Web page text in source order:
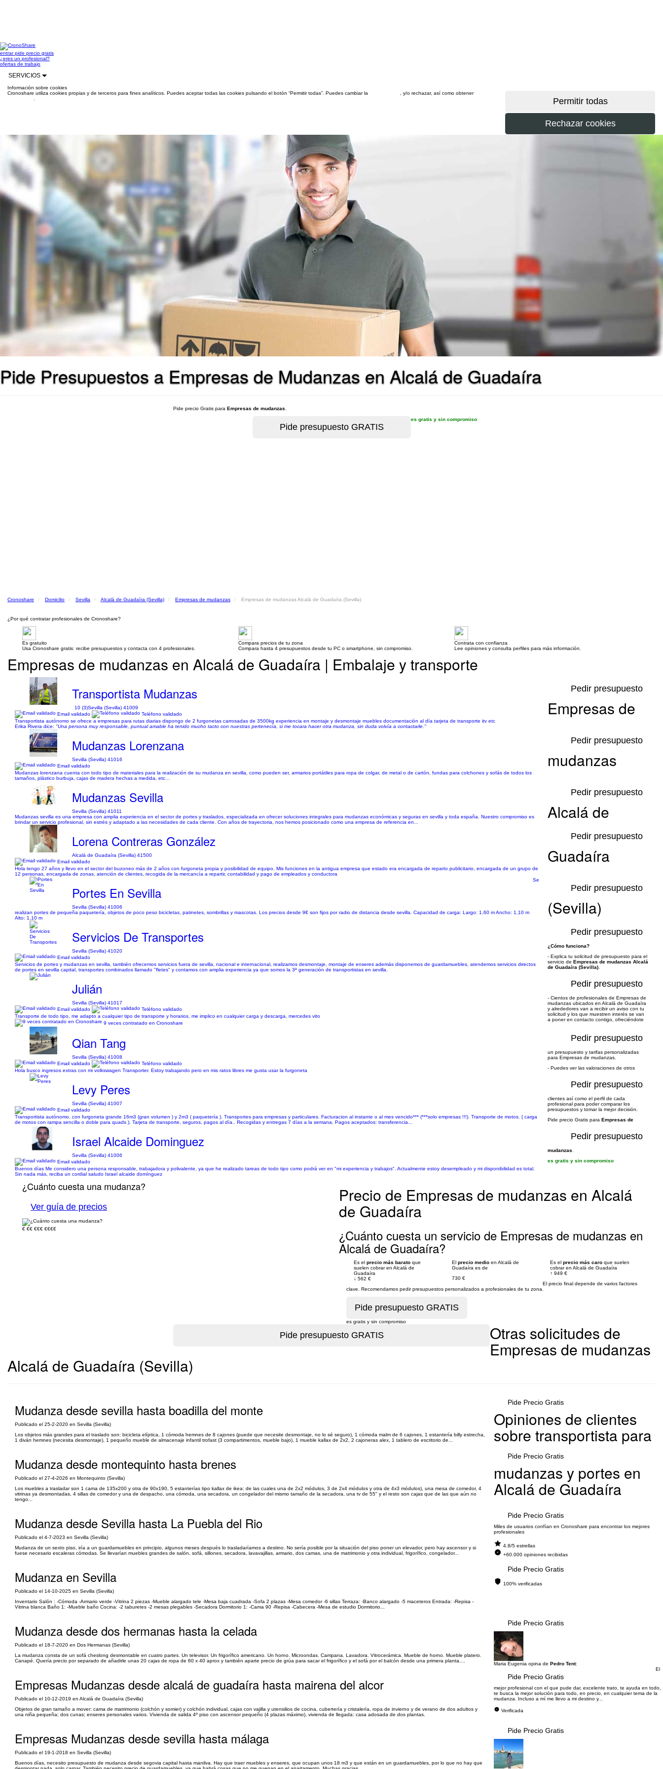
entrarpide precio gratis
¿eres un profesional?
ofertas de trabajo
SERVICIOS
Información sobre cookies
Cronoshare utiliza cookies propias y de terceros para fines analíticos. Puedes aceptar todas las cookies pulsando el botón “Permitir todas”. Puedes cambiar la
, y/o rechazar, así como obtener
Pide Presupuestos a Empresas de Mudanzas en Alcalá de Guadaíra
Pide precio Gratis para Empresas de mudanzas
es gratis y sin compromiso
Cronoshare Domicilio Sevilla Alcalá de Guadaíra (Sevilla) Empresas de mudanzas Empresas de mudanzas Alcalá de Guadaíra (Sevilla)
¿Por qué contratar profesionales de Cronoshare?
Es gratuito
Usa Cronoshare gratis: recibe presupuestos y contacta con 4 profesionales.
Compara precios de tu zona
Compara hasta 4 presupuestos desde tu PC o smartphone, sin compromiso.
Contrata con confianza
Lee opiniones y consulta perfiles para más información.
Empresas de mudanzas en Alcalá de Guadaíra | Embalaje y transporte
Transportista Mudanzas
10 (3)Sevilla (Sevilla) 41009
Email validado
Teléfono validado
Transportista autónomo se ofrece a empresas para rutas diarias dispongo de 2 furgonetas carrosadas de 3500kg experiencia en montaje y desmontaje muebles documentación al día tarjeta de transporte itv etc
Erika Rivera dice: "Una persona muy responsable, puntual amable ha tenido mucho tacto con nuestras pertenecía, si me tocara hacer otra mudanza, sin duda volvía a contactarle."
Pedir presupuesto
Mudanzas Lorenzana
Sevilla (Sevilla) 41016
Email validado
Mudanzas lorenzana cuenta con todo tipo de materiales para la realización de su mudanza en sevilla, como pueden ser, armarios portátiles para ropa de colgar, de metal o de cartón, fundas para colchones y sofás de todos los
tamaños, plástico burbuja, cajas de madera hechas a medida, etc…
Pedir presupuesto
Mudanzas Sevilla
Sevilla (Sevilla) 41011
Mudanzas sevilla es una empresa con amplia experiencia en el sector de portes y traslados, especializada en ofrecer soluciones integrales para mudanzas económicas y seguras en sevilla y toda españa. Nuestro compromiso es
brindar un servicio profesional, sin estrés y adaptado a las necesidades de cada cliente. Con años de trayectoria, nos hemos posicionado como una empresa de referencia en...
Pedir presupuesto
Lorena Contreras González
Alcalá de Guadaíra (Sevilla) 41500
Email validado
Hola tengo 27 años y llevo en el sector del buzoneo más de 2 años con furgoneta propia y posibilidad de equipo. Mis funciones en la antigua empresa que estado era encargada de reparto publicitario, encargada de un grupo de
12 personas, encargada de zonas, atención de clientes, recogida de la mercancía a repartir, contabilidad y pago de empleados y conductora
Pedir presupuesto
Portes En Sevilla
Sevilla (Sevilla) 41006
Se
realizan portes de pequeña paquetería, objetos de poco peso bicicletas, patinetes, sombrillas y mascotas. Los precios desde 9€ son fijos por radio de distancia desde sevilla. Capacidad de carga: Largo: 1,60 m Ancho: 1,10 m
Alto: 1,10 m
Pedir presupuesto
Servicios De Transportes
Sevilla (Sevilla) 41020
Email validado
Servicios de portes y mudanzas en sevilla, también ofrecemos servicios fuera de sevilla, nacional e internacional, realizamos desmontaje, montaje de enseres además disponemos de guardamuebles, atendemos servicios directos
de portes en sevilla capital, transportes combinados llamado "fletes" y contamos con amplia experiencia ya que somos la 3ª generación de transportistas en sevilla.
Pedir presupuesto
Julián
Sevilla (Sevilla) 41017
Email validado
Teléfono validado
Transporte de todo tipo, me adapto a cualquier tipo de transporte y horarios, me implico en cualquier carga y descarga, mercedes vito
9 veces contratado en Cronoshare
Pedir presupuesto
Qian Tang
Sevilla (Sevilla) 41008
Email validado
Teléfono validado
Hola busco ingresos extras con mi volkswagen Transporter. Estoy trabajando pero en mis ratos libres me gusta usar la furgoneta
Pedir presupuesto
Levy Peres
Sevilla (Sevilla) 41007
Email validado
Transportista autónomo, con furgoneta grande 16m3 (gran volumen ) y 2m3 ( paquetería ). Transportes para empresas y particulares. Facturacion al instante o al mes vencido*** (***solo empresas !!!). Transporte de motos. ( carga
de motos con rampa sencilla o doble para quads ). Tarjeta de transporte, seguros, pagos al día.. Recogidas y entregas 7 días a la semana. Pagos aceptados: transferencia...
Pedir presupuesto
Israel Alcaide Dominguez
Sevilla (Sevilla) 41006
Email validado
Buenos días Me considero una persona responsable, trabajadora y polivalente, ya que he realizado tareas de todo tipo como podrá ver en "mi experiencia y trabajos". Actualmente estoy desempleado y mi disponibilidad es total.
Sin nada más, reciba un cordial saludo Israel alcaide domínguez
Pedir presupuesto
¿Cuánto cuesta una mudanza?
Ver guía de precios
€ €€ €€€ €€€€
Precio de Empresas de mudanzas en Alcalá
de Guadaíra
¿Cuánto cuesta un servicio de Empresas de mudanzas en
Alcalá de Guadaíra?
Es el precio más barato que
suelen cobrar en Alcalá de
Guadaíra
↓ 562 €
El precio medio en Alcalá de
Guadaíra es de
730 €
Es el precio más caro que suelen
cobrar en Alcalá de Guadaíra
↑ 949 €
El precio final depende de varios factores
clave. Recomendamos pedir presupuestos personalizados a profesionales de tu zona.
es gratis y sin compromiso
Empresas de
mudanzas
Alcalá de
Guadaíra
(Sevilla)
¿Cómo funciona?
- Explica tu solicitud de presupuesto para el
servicio de Empresas de mudanzas Alcalá
de Guadaíra (Sevilla)
- Cientos de profesionales de Empresas de
mudanzas ubicados en Alcalá de Guadaíra
y alrededores van a recibir un aviso con tu
solicitud y los que muestren interés se van
a poner en contacto contigo, ofreciéndote
un presupuesto y tarifas personalizadas
para Empresas de mudanzas.
- Puedes ver las valoraciones de otros
clientes así como el perfil de cada
profesional para poder comparar los
presupuestos y tomar la mejor decisión.
Pide precio Gratis para Empresas de
mudanzas
es gratis y sin compromiso
Otras solicitudes de
Empresas de mudanzas
Alcalá de Guadaíra (Sevilla)
Mudanza desde sevilla hasta boadilla del monte
Publicado el 25-2-2020 en Sevilla (Sevilla)
Los objetos más grandes para el traslado son: bicicleta elíptica, 1 cómoda hemnes de 8 cajones (puede que necesite desmontaje, no lo sé seguro), 1 cómoda malm de 6 cajones, 1 estantería billy estrecha,
1 diván hemnes (necesita desmontaje), 1 pequeño mueble de almacenaje infantil trofast (3 compartimentos, mueble bajo), 1 mueble kallax de 2x2, 2 cajoneras alex, 1 tablero de escritorio de...
Pide Precio Gratis
Mudanza desde montequinto hasta brenes
Publicado el 27-4-2026 en Montequinto (Sevilla)
Los muebles a trasladar son 1 cama de 135x200 y otra de 90x190, 5 estanterías tipo kallax de ikea: de las cuales una de 2x2 módulos, 3 de 2x4 módulos y otra de 4x3 módulos), una mesa de comedor, 4
vitrinas ya desmontadas, 4 sillas de comedor y una de despacho, una cómoda, una secadora, un congelador del mismo tamaño de la secadora, una tv de 55" y el resto son cajas que de las que aún no
tengo...
Pide Precio Gratis
Mudanza desde Sevilla hasta La Puebla del Rio
Publicado el 4-7-2023 en Sevilla (Sevilla)
Mudanza de un sexto piso, iría a un guardamuebles en principio, algunos meses después lo trasladaríamos a destino. No sería posible por la situación del piso poner un elevador, pero hay ascensor y si
fuese necesario escaleras cómodas. Se llevarían muebles grandes de salón, sofá, sillones, secadora, lavavajillas, armario, dos camas, una de matrimonio y otra individual, frigorífico, congelador...
Pide Precio Gratis
Mudanza en Sevilla
Publicado el 14-10-2025 en Sevilla (Sevilla)
Inventario Salón : -Cómoda -Armario verde -Vitrina 2 piezas -Mueble alargado tele -Mesa baja cuadrada -Sofa 2 plazas -Mesa comedor -6 sillas Terraza: -Banco alargado -5 maceteros Entrada: -Repisa -
Vitrina blanca Baño 1: -Mueble baño Cocina: -2 taburetes -2 mesas plegables -Secadora Dormitorio 1: -Cama 90 -Repisa -Cabecera -Mesa de estudio Dormitorio...
Pide Precio Gratis
Mudanza desde dos hermanas hasta la celada
Publicado el 18-7-2020 en Dos Hermanas (Sevilla)
La mudanza consta de un sofá cheslong desmontable en cuatro partes. Un televisor. Un frigorífico americano. Un horno. Microondas. Campana. Lavadora. Vitrocerámica. Mueble de horno. Mueble platero.
Canapé. Quería precio por separado de añadirle unas 20 cajas de ropa de 60 x 40 aprox y también aparte precio de grúa para sacar el frigorífico y el sofá por el balcón desde una primera planta....
Pide Precio Gratis
Empresas Mudanzas desde alcalá de guadaíra hasta mairena del alcor
Publicado el 10-12-2019 en Alcalá de Guadaíra (Sevilla)
Objetos de gran tamaño a mover: cama de matrimonio (colchón y somier) y colchón individual, cajas con vajilla y utensilios de cocina, cubertería y cristalería, ropa de invierno y de verano de dos adultos y
una niña pequeña; dos cunas; enseres personales varios. Vivienda de salida 4º piso con ascensor pequeño (4 plazas máximo), vivienda de llegada: casa adosada de dos plantas.
Pide Precio Gratis
Empresas Mudanzas desde sevilla hasta málaga
Publicado el 19-1-2018 en Sevilla (Sevilla)
Buenos días, necesito presupuesto de mudanza desde segovia capital hasta manilva. Hay que traer muebles y enseres, que ocupan unos 18 m3 y que están en un guardamuebles, por lo que no hay que
Pide Precio Gratis
Opiniones de clientes
sobre transportista para
mudanzas y portes en
Alcalá de Guadaíra
Miles de usuarios confían en Cronoshare para encontrar los mejores
profesionales
4.8/5 estrellas
+60.000 opiniones recibidas
100% verificadas
Maria Eugenia opina de Pedro Tent:
El
mejor profesional con el que pude dar, excelente trato, te ayuda en todo,
te busca la mejor solución para todo, en precio, en cualquier tema de la
mudanza. Incluso a mí me llevo a mi destino y...
Verificada